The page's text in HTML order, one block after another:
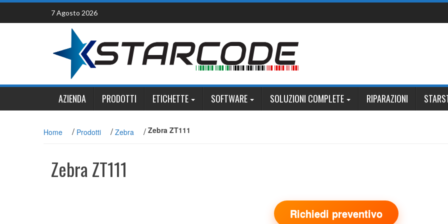
Skip
content
7 Agosto 2026
AZIENDA PRODOTTI ETICHETTE SOFTWARE SOLUZIONI COMPLETE RIPARAZIONI
Home / Prodotti / Zebra / Zebra ZT111
Zebra ZT111
Richiedi preventivo